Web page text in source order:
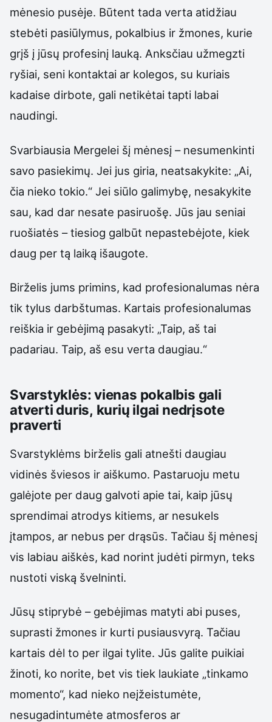
mėnesio pusėje. Būtent tada verta atidžiau
stebėti pasiūlymus, pokalbius ir žmones, kurie
grįš į jūsų profesinį lauką. Anksčiau užmegzti
ryšiai, seni kontaktai ar kolegos, su kuriais
kadaise dirbote, gali netikėtai tapti labai
naudingi.
Svarbiausia Mergelei šį mėnesį – nesumenkinti
savo pasiekimų. Jei jus giria, neatsakykite: „Ai,
čia nieko tokio.“ Jei siūlo galimybę, nesakykite
sau, kad dar nesate pasiruošę. Jūs jau seniai
ruošiatės – tiesiog galbūt nepastebėjote, kiek
daug per tą laiką išaugote.
Birželis jums primins, kad profesionalumas nėra
tik tylus darbštumas. Kartais profesionalumas
reiškia ir gebėjimą pasakyti: „Taip, aš tai
padariau. Taip, aš esu verta daugiau.“
Svarstyklės: vienas pokalbis gali
atverti duris, kurių ilgai nedrįsote
praverti
Svarstyklėms birželis gali atnešti daugiau
vidinės šviesos ir aiškumo. Pastaruoju metu
galėjote per daug galvoti apie tai, kaip jūsų
sprendimai atrodys kitiems, ar nesukels
įtampos, ar nebus per drąsūs. Tačiau šį mėnesį
vis labiau aiškės, kad norint judėti pirmyn, teks
nustoti viską švelninti.
Jūsų stiprybė – gebėjimas matyti abi puses,
suprasti žmones ir kurti pusiausvyrą. Tačiau
kartais dėl to per ilgai tylite. Jūs galite puikiai
žinoti, ko norite, bet vis tiek laukiate „tinkamo
momento“, kad nieko neįžeistumėte,
nesugadintumėte atmosferos ar